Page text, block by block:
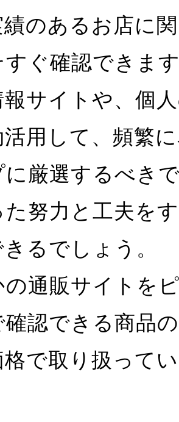
のあるお店に
すぐ確認できま
報サイトや、個
活用して、頻繁
に厳選するべき
た努力と工夫を
るでしょう。
の通販サイトを
認できる商品
格で取り扱って